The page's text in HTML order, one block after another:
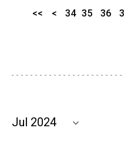
<< < 34 35 36